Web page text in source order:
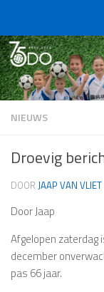
NIEUWS
Droevig
DOOR JAAP VAN VLIET
Door Jaap
Afgelopen zaterdag
december
pas 66 jaar.